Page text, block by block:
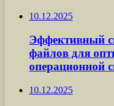
10.12.2025
Эффективный
файлов для
операционной
10.12.2025